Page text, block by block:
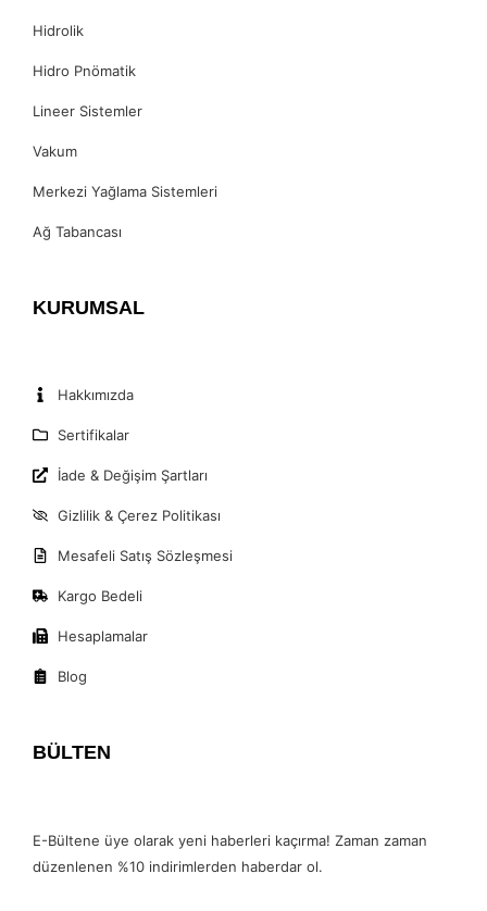
Hidrolik
Hidro Pnömatik
Lineer Sistemler
Vakum
Merkezi Yağlama Sistemleri
Ağ Tabancası
KURUMSAL
Hakkımızda
Sertifikalar
İade & Değişim Şartları
Gizlilik & Çerez Politikası
Mesafeli Satış Sözleşmesi
Kargo Bedeli
Hesaplamalar
Blog
BÜLTEN
E-Bültene üye olarak yeni haberleri kaçırma! Zaman zaman
düzenlenen %10 indirimlerden haberdar ol.